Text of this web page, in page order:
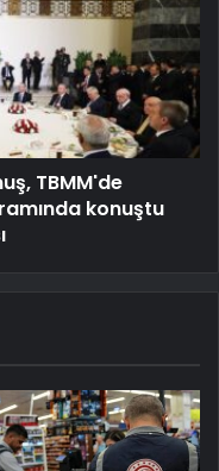
TBMM'de
konuştu